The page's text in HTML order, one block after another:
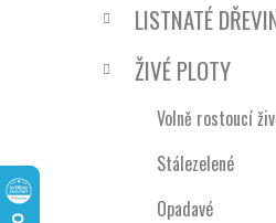
LISTNATÉ
ŽIVÉ PLOTY
Volně rostoucí
Stálezelené
Opadavé